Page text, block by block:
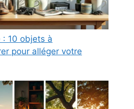
: 10 objets à
pour alléger votre